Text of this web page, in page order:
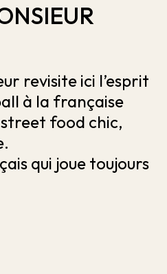
revisite ici l’esprit
à la française
food chic,
qui joue toujours